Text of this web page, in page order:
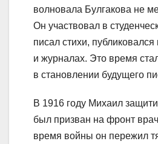
волновала Булгакова не
Он участвовал в
писал стихи, публиковался
и журналах. Это время
в становлении будущего
В 1916 году Михаил
был призван на фронт
время войны он пережил